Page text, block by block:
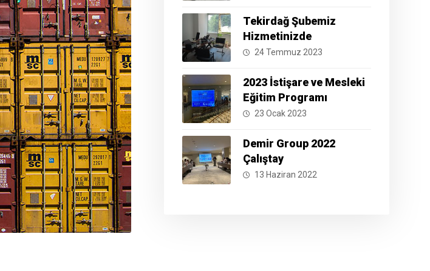
Tekirdağ Şubemiz
Hizmetinizde
24 Temmuz 2023
2023 İstişare ve Mesleki
Eğitim Programı
23 Ocak 2023
Demir Group 2022
Çalıştay
13 Haziran 2022